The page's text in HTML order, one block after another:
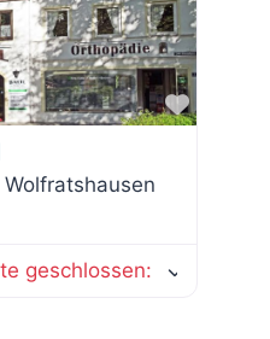
Favorit
geschlossen: